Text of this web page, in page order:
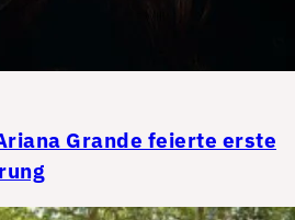
Grande feierte erste